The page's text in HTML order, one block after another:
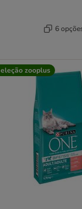
6
zooplus